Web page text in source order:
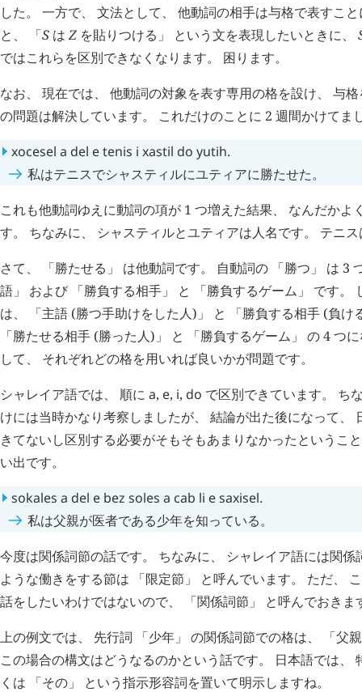
した。 一方で、 文法として、 他動詞の相手は与格で表すこ
と、 「S はZ を貼りつける」 という文を表現したいときに、
ではこれらを区別できなくなります。 困ります。
なお、 現在では、 他動詞の対象を表す専用の格を設け、 与
の問題は解決しています。 これだけのことに 2 週間かけてま
xocesel a del etenis i xastil do yutih.
私はテニスでシャスティルにユティアに勝たせた。
これも他動詞ゆえに動詞の項が 1 つ増えた結果、 なんだかよ
す。 ちなみに、 シャスティルとユティアは人名です。 テニ
さて、 「勝たせる」 は他動詞です。 自動詞の 「勝つ」 は 3
語」 および 「勝負する相手」 と 「勝負するゲーム」 です。
は、 「主語 (勝つ手助けをした人)」 と 「勝負する相手 (負け
「勝たせる相手 (勝った人)」 と 「勝負するゲーム」 の 4 つ
して、 それぞれどの格を用いれば良いかが問題です。
シャレイア語では、 順に a, e, i, do で区別できています。 ち
けには当時かなり考察しましたが、 結論が出た後になって、
きてないし区別する必要がそもそもあまりなかったというこ
い出です。
sokales a del e bez soles a cab li esaxisel.
私は父親が医者である少年を知っている。
今度は関係詞節の話です。 ちなみに、 シャレイア語には関
ような働きをする節は 「限定節」 と呼んでいます。 ただ、
話をしたいわけではないので、 「関係詞節」 と呼んでおきま
上の例文では、 先行詞 「少年」 の関係詞節での格は、 「父
この場合の構文はどうなるのかという話です。 日本語では、
くは 「その」 という指示形容詞を置いて明示しますね。